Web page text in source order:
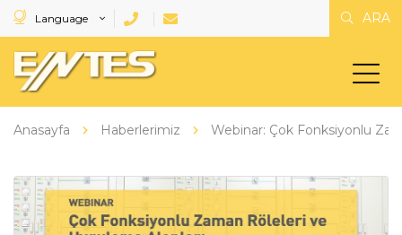
Language ARA
Anasayfa Haberlerimiz Webinar: Çok Fonksiyonlu